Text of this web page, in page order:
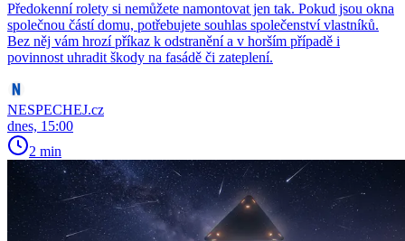
Předokenní rolety si nemůžete namontovat jen tak. Pokud jsou okna
společnou částí domu, potřebujete souhlas společenství vlastníků.
Bez něj vám hrozí příkaz k odstranění a v horším případě i
povinnost uhradit škody na fasádě či zateplení.
NESPECHEJ.cz
dnes, 15:00
2 min